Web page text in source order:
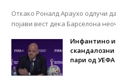
Откако Роналд Араухо одлучи
појави вест дека Барселона
Инфантино
пари од УЕФА